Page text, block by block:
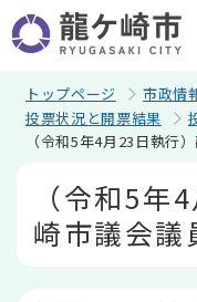
の
ペ
トップページ 市政情
投票状況と開票結果
（令和5年4月23日執行
（令和5年
崎市議会議